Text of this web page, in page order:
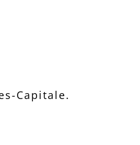
Capitale.